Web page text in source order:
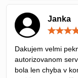
Janka
Dakujem velmi
autorizovanom
bola len chyba v